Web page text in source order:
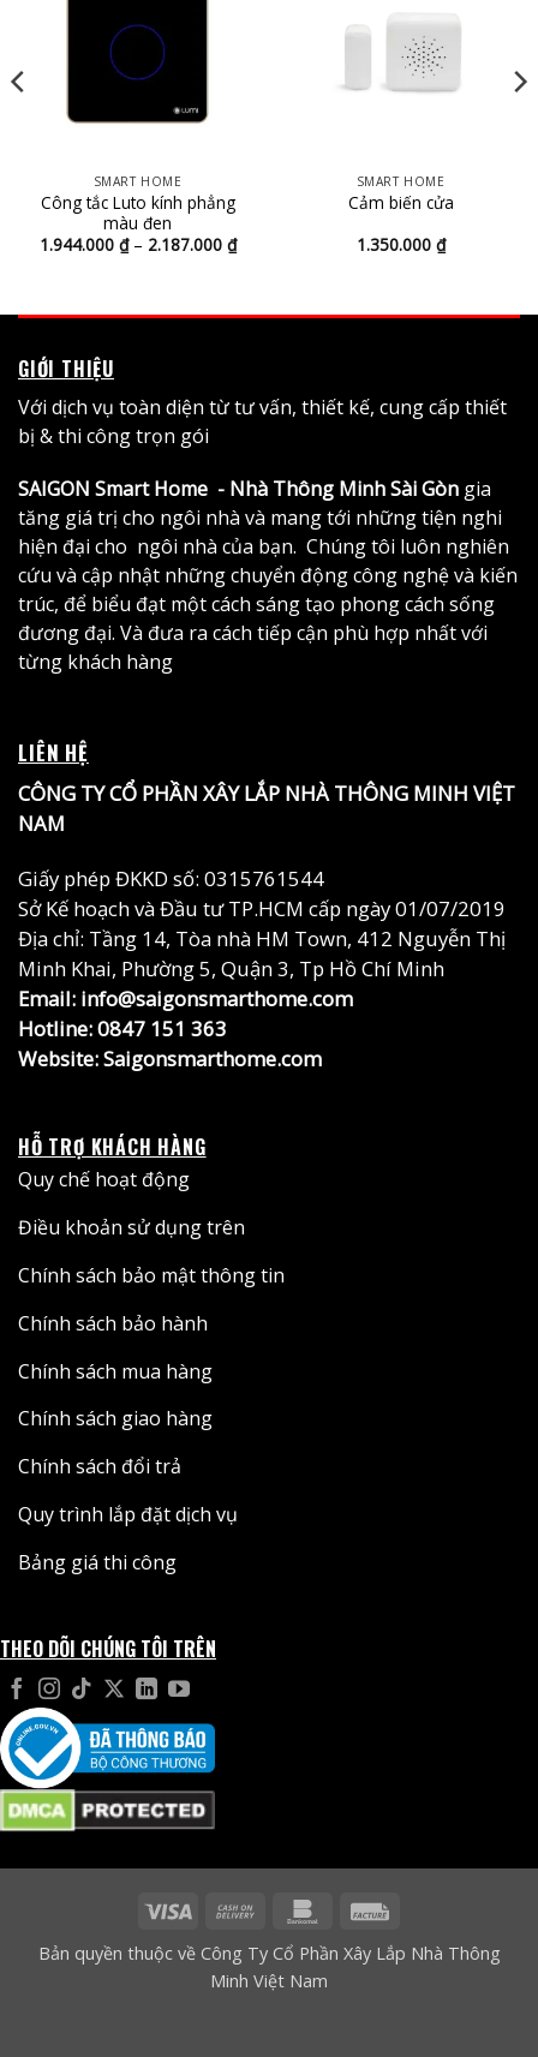
SMART HOME
Công tắc Luto kính phẳng
màu đen
1.944.000 ₫ – 2.187.000 ₫Khoảng
giá:
2.187.000 ₫
SMART HOME
Cảm biến cửa
1.350.000 ₫
GIỚI THIỆU
Với dịch vụ toàn diện từ tư vấn, thiết kế, cung cấp thiết
bị & thi công trọn gói
SAIGON Smart Home - Nhà Thông Minh Sài Gòn gia
tăng giá trị cho ngôi nhà và mang tới những tiện nghi
hiện đại cho ngôi nhà của bạn. Chúng tôi luôn nghiên
cứu và cập nhật những chuyển động công nghệ và kiến
trúc, để biểu đạt một cách sáng tạo phong cách sống
đương đại. Và đưa ra cách tiếp cận phù hợp nhất với
từng khách hàng
LIÊN HỆ
CÔNG TY CỔ PHẦN XÂY LẮP NHÀ THÔNG MINH VIỆT
NAM
Giấy phép ĐKKD số: 0315761544
Sở Kế hoạch và Đầu tư TP.HCM cấp ngày 01/07/2019
Địa chỉ: Tầng 14, Tòa nhà HM Town, 412 Nguyễn Thị
Minh Khai, Phường 5, Quận 3, Tp Hồ Chí Minh
Email: info@saigonsmarthome.com
Hotline:0847 151 363
Website:Saigonsmarthome.com
HỖ TRỢ KHÁCH HÀNG
Quy chế hoạt động
Điều khoản sử dụng trên
Chính sách bảo mật thông tin
Chính sách bảo hành
Chính sách mua hàng
Chính sách giao hàng
Chính sách đổi trả
Quy trình lắp đặt dịch vụ
Bảng giá thi công
THEO DÕI CHÚNG TÔI TRÊN
Visa
Cash
Delivery
Bankomat
Bản quyền thuộc về Công Ty Cổ Phần Xây Lắp Nhà Thông
Minh Việt Nam